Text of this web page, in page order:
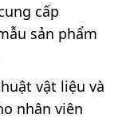
cấp
sản phẩm
vật liệu và
nhân viên